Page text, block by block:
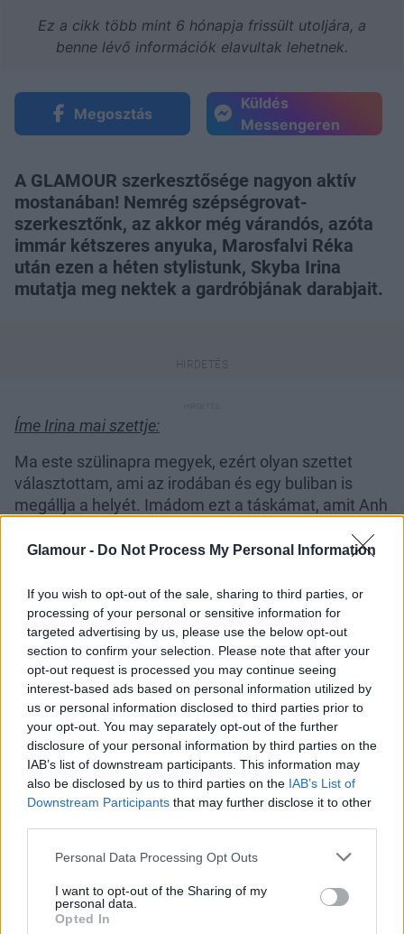
Glamour - Do Not Process My Personal Information
If you wish to opt-out of the sale, sharing to third parties, or
processing of your personal or sensitive information for
targeted advertising by us, please use the below opt-out
section to confirm your selection. Please note that after your
opt-out request is processed you may continue seeing
interest-based ads based on personal information utilized by
us or personal information disclosed to third parties prior to
your opt-out. You may separately opt-out of the further
disclosure of your personal information by third parties on the
IAB’s list of downstream participants. This information may
also be disclosed by us to third parties on the IAB’s List of
Downstream Participants that may further disclose it to other
Please note that this website/app uses one or more Google
not limited to your visit or usage behaviour. You may click to
grant or deny consent to Google and its third-party tags to
use your data for below specified purposes in below Google
Personal Data Processing Opt Outs
I want to opt-out of the Sharing of my
personal data.
Opted In
Ez a cikk több mint 6 hónapja frissült utoljára, a
benne lévő információk elavultak lehetnek.
Megosztás
Küldés
Messengeren
A GLAMOUR szerkesztősége nagyon aktív
mostanában! Nemrég szépségrovat-
szerkesztőnk, az akkor még várandós, azóta
immár kétszeres anyuka, Marosfalvi Réka
után ezen a héten stylistunk, Skyba Irina
mutatja meg nektek a gardróbjának darabjait.
Íme Irina mai szettje:
Ma este szülinapra megyek, ezért olyan szettet
választottam, ami az irodában és egy buliban is
megállja a helyét. Imádom ezt a táskámat, amit Anh
magammal.
Dzseki: Mango
Ing: Vintázs
Nadrág: Levi's
Táska: Anh Tuan
Cipő: Players Room